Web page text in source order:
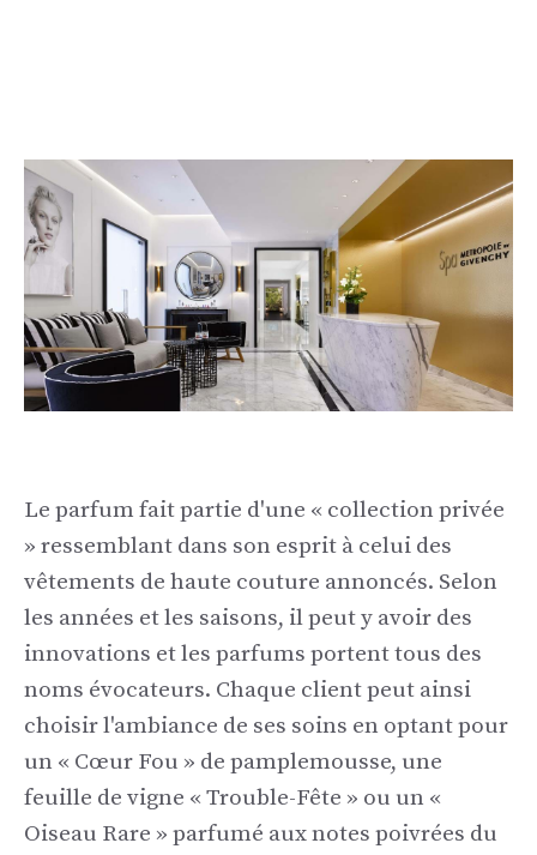
Le parfum fait partie d'une « collection privée
» ressemblant dans son esprit à celui des
vêtements de haute couture annoncés. Selon
les années et les saisons, il peut y avoir des
innovations et les parfums portent tous des
noms évocateurs. Chaque client peut ainsi
choisir l'ambiance de ses soins en optant pour
un « Cœur Fou » de pamplemousse, une
feuille de vigne « Trouble-Fête » ou un «
Oiseau Rare » parfumé aux notes poivrées du